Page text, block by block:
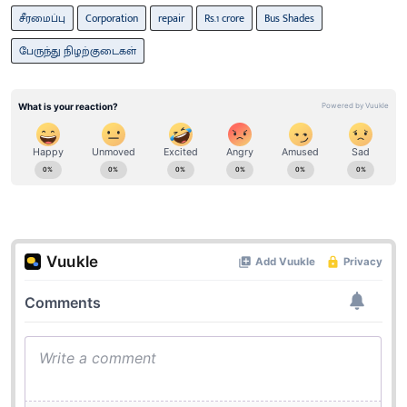
சீரமைப்பு
Corporation repair Rs.1 crore
Bus Shades
பேருந்து நிழற்குடைகள்